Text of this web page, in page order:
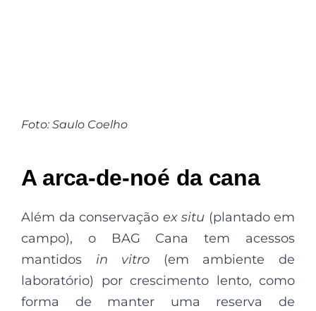
Foto: Saulo Coelho
A arca-de-noé da cana
Além da conservação ex situ (plantado em
campo), o BAG Cana tem acessos
mantidos in vitro (em ambiente de
laboratório) por crescimento lento, como
forma de manter uma reserva de